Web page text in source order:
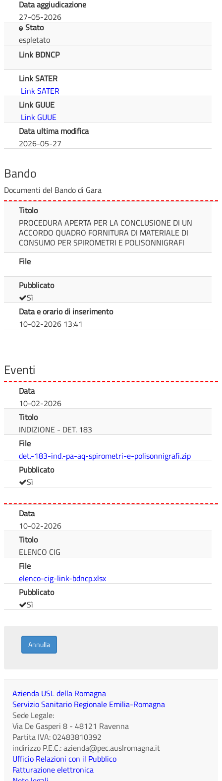
Data aggiudicazione
27-05-2026
Stato
espletato
Link BDNCP
Link SATER
Link SATER
Link GUUE
Link GUUE
Data ultima modifica
2026-05-27
Bando
Documenti del Bando di Gara
Titolo
PROCEDURA APERTA PER LA CONCLUSIONE DI UN
ACCORDO QUADRO FORNITURA DI MATERIALE DI
CONSUMO PER SPIROMETRI E POLISONNIGRAFI
File
Pubblicato
Sì
Data e orario di inserimento
10-02-2026 13:41
Eventi
Data
10-02-2026
Titolo
INDIZIONE - DET. 183
File
det.-183-ind.-pa-aq-spirometri-e-polisonnigrafi.zip
Pubblicato
Sì
Data
10-02-2026
Titolo
ELENCO CIG
File
elenco-cig-link-bdncp.xlsx
Pubblicato
Sì
Annulla
Azienda USL della Romagna
Servizio Sanitario Regionale Emilia-Romagna
Sede Legale:
Via De Gasperi 8 - 48121 Ravenna
Partita IVA:02483810392
indirizzo P.E.C.:azienda@pec.auslromagna.it
Ufficio Relazioni con il Pubblico
Fatturazione elettronica